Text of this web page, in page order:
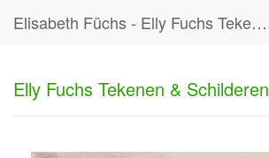
Elisabeth Füchs - Elly Fuchs Tekenen & Schilderen
Elly Fuchs Tekenen & Schilderen